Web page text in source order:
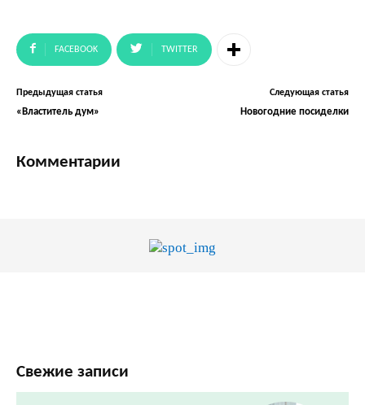
FACEBOOK TWITTER
Предыдущая статья
«Властитель дум»
Следующая статья
Новогодние посиделки
Комментарии
Свежие записи